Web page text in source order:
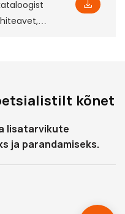
põhjalikult
kõnet
lisatarvikute
ja parandamiseks.